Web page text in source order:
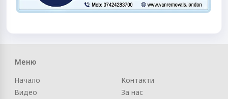
Меню
Начало
Видео
Контакти
За нас